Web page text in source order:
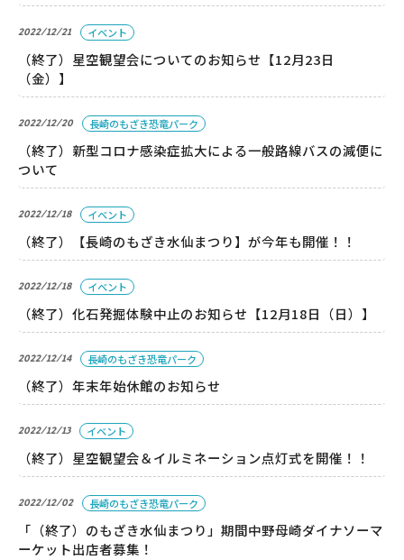
恐竜パーク体育館
よくある質問
周辺スポット
アクセス
お問い合わせ
個人情報保護方針
2022/12/21 イベント
（終了）星空観望会についてのお知らせ【12月23日
（金）】
2022/12/20 長崎のもざき恐竜パーク
（終了）新型コロナ感染症拡大による一般路線バスの減便に
ついて
2022/12/18 イベント
（終了）【長崎のもざき水仙まつり】が今年も開催！！
2022/12/18 イベント
（終了）化石発掘体験中止のお知らせ【12月18日（日）】
2022/12/14 長崎のもざき恐竜パーク
（終了）年末年始休館のお知らせ
2022/12/13 イベント
（終了）星空観望会＆イルミネーション点灯式を開催！！
2022/12/02 長崎のもざき恐竜パーク
「（終了）のもざき水仙まつり」期間中野母崎ダイナソーマ
ーケット出店者募集！